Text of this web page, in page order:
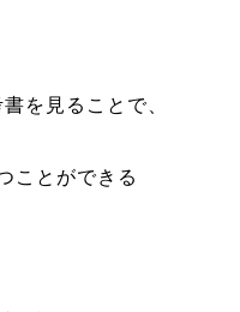
を見ることで、
ことができる